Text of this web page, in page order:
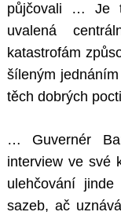
půjčovali … Je
uvalená
katastrofám
šíleným
těch dobrých
… Guvernér
interview ve své
ulehčování
sazeb, ač